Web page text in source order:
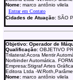
Nome: marco antônio vilela
Cidades de Atuação: SÃO
Objetivo: Operador de
Qualificação: OBJETIVO
Trilateral:Acora Mentir
Norbinder Automática.
Empresa:Stigraf Artes
Editora Ltda -
Nome: marco antônio vilela